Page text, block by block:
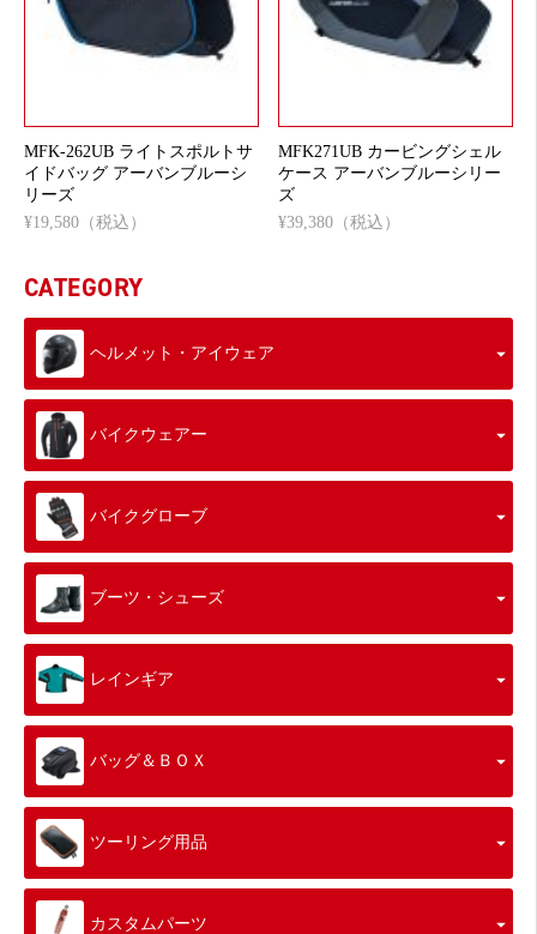
MFK-262UB ライトスポルトサ
イドバッグ アーバンブルーシ
リーズ
¥19,580（税込）
MFK271UB カービングシェル
ケース アーバンブルーシリー
ズ
¥39,380（税込）
CATEGORY
ヘルメット・アイウェア
バイクウェアー
バイクグローブ
ブーツ・シューズ
レインギア
バッグ＆ＢＯＸ
ツーリング用品
カスタムパーツ